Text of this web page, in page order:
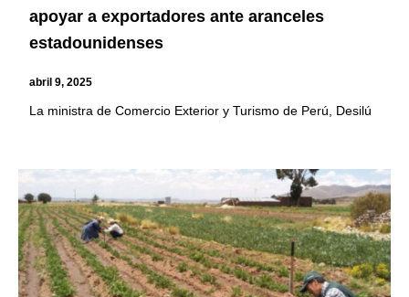
apoyar a exportadores ante aranceles
estadounidenses
abril 9, 2025
La ministra de Comercio Exterior y Turismo de Perú, Desilú